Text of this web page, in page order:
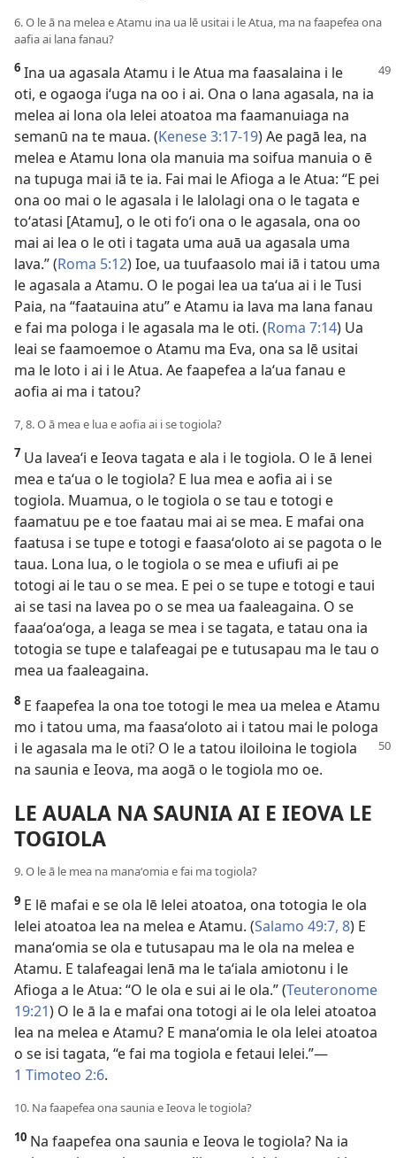
6. O le ā na melea e Atamu ina ua lē usitai i le Atua, ma na faapefea ona
aafia ai lana fanau?
6 Ina ua agasala Atamu i le Atua ma faasalaina i le
oti, e ogaoga iʻuga na oo i ai. Ona o lana agasala, na ia
melea ai lona ola lelei atoatoa ma faamanuiaga na
semanū na te maua. (Kenese 3:17-19) Ae pagā lea, na
melea e Atamu lona ola manuia ma soifua manuia o ē
na tupuga mai iā te ia. Fai mai le Afioga a le Atua: “E pei
ona oo mai o le agasala i le lalolagi ona o le tagata e
toʻatasi [Atamu], o le oti foʻi ona o le agasala, ona oo
mai ai lea o le oti i tagata uma auā ua agasala uma
lava.” (Roma 5:12) Ioe, ua tuufaasolo mai iā i tatou uma
le agasala a Atamu. O le pogai lea ua taʻua ai i le Tusi
Paia, na “faatauina atu” e Atamu ia lava ma lana fanau
e fai ma pologa i le agasala ma le oti. (Roma 7:14) Ua
leai se faamoemoe o Atamu ma Eva, ona sa lē usitai
ma le loto i ai i le Atua. Ae faapefea a laʻua fanau e
aofia ai ma i tatou?
7, 8. O ā mea e lua e aofia ai i se togiola?
7 Ua laveaʻi e Ieova tagata e ala i le togiola. O le ā lenei
mea e taʻua o le togiola? E lua mea e aofia ai i se
togiola. Muamua, o le togiola o se tau e totogi e
faamatuu pe e toe faatau mai ai se mea. E mafai ona
faatusa i se tupe e totogi e faasaʻoloto ai se pagota o le
taua. Lona lua, o le togiola o se mea e ufiufi ai pe
totogi ai le tau o se mea. E pei o se tupe e totogi e taui
ai se tasi na lavea po o se mea ua faaleagaina. O se
faaaʻoaʻoga, a leaga se mea i se tagata, e tatau ona ia
totogia se tupe e talafeagai pe e tutusapau ma le tau o
mea ua faaleagaina.
8 E faapefea la ona toe totogi le mea ua melea e Atamu
mo i tatou uma, ma faasaʻoloto ai i tatou mai le pologa
i le agasala ma le oti? O le a tatou iloiloina le togiola
na saunia e Ieova, ma aogā o le togiola mo oe.
LE AUALA NA SAUNIA AI E IEOVA LE
TOGIOLA
9. O le ā le mea na manaʻomia e fai ma togiola?
9 E lē mafai e se ola lē lelei atoatoa, ona totogia le ola
lelei atoatoa lea na melea e Atamu. (Salamo 49:7, 8) E
manaʻomia se ola e tutusapau ma le ola na melea e
Atamu. E talafeagai lenā ma le taʻiala amiotonu i le
Afioga a le Atua: “O le ola e sui ai le ola.” (Teuteronome
19:21) O le ā la e mafai ona totogi ai le ola lelei atoatoa
lea na melea e Atamu? E manaʻomia le ola lelei atoatoa
o se isi tagata, “e fai ma togiola e fetaui lelei.”—
1 Timoteo 2:6.
10. Na faapefea ona saunia e Ieova le togiola?
10 Na faapefea ona saunia e Ieova le togiola? Na ia